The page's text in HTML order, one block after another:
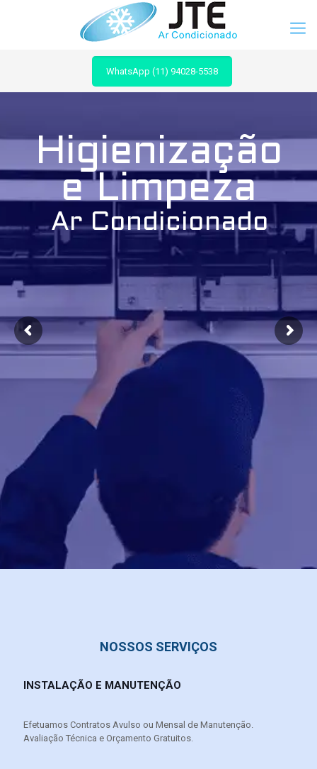
WhatsApp (11) 94028-5538
Higienização
Ar Condicionado
e Limpeza
NOSSOS SERVIÇOS
INSTALAÇÃO E MANUTENÇÃO
Efetuamos Contratos Avulso ou Mensal de Manutenção.
Avaliação Técnica e Orçamento Gratuitos.